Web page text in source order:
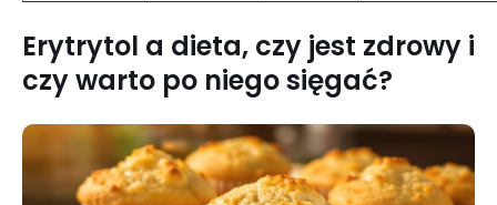
Erytrytol a dieta, czy jest zdrowy i
czy warto po niego sięgać?